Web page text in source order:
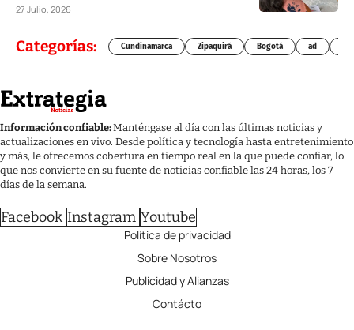
27 Julio, 2026
Categorías: Cundinamarca Zipaquirá Bogotá ad
Información confiable:Manténgase al día con las últimas noticias y
actualizaciones en vivo. Desde política y tecnología hasta entretenimiento
y más, le ofrecemos cobertura en tiempo real en la que puede confiar, lo
que nos convierte en su fuente de noticias confiable las 24 horas, los 7
días de la semana.
Facebook Instagram Youtube
Política de privacidad
Sobre Nosotros
Publicidad y Alianzas
Contácto